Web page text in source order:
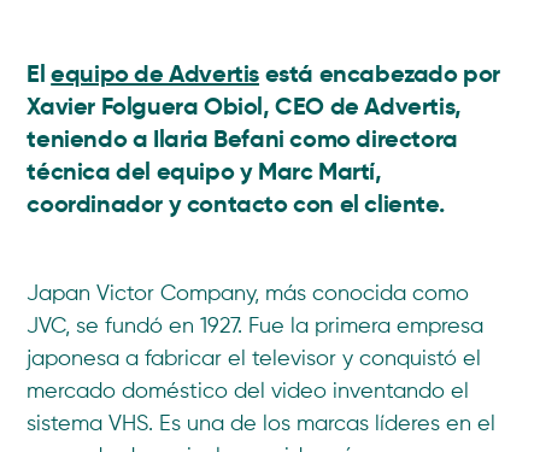
Elequipo de Advertisestá encabezado por
Xavier Folguera Obiol, CEO de Advertis,
teniendo a Ilaria Befani como directora
técnica del equipo y Marc Martí,
coordinador y contacto con el cliente.
Japan Victor Company, más conocida como
JVC, se fundó en 1927. Fue la primera empresa
japonesa a fabricar el televisor y conquistó el
mercado doméstico del video inventando el
sistema VHS. Es una de los marcas líderes en el